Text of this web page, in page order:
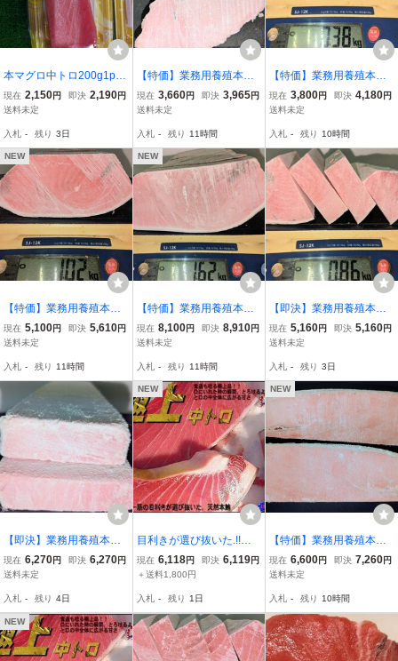
本マグロ中トロ200g1p21
90円即決
現在 2,150円 即決 2,190円
送料未定
入札 - 残り 3日
【特価】業務用養殖本鮪
（マルタ産）背上/中トロ
ブロック端材 610g★２ブ
現在 3,660円 即決 3,965円
送料未定
入札 - 残り 11時間
【特価】業務用養殖本鮪
（クロアチア産）腹上/中
トロサク 380g★１サク入
現在 3,800円 即決 4,180円
送料未定
入札 - 残り 10時間
NEW
【特価】業務用養殖本鮪
（マルタ産）腹下/中トロ
ブロック端材 1020g★１
ット済み ）
現在 5,100円 即決 5,610円
送料未定
入札 - 残り 11時間
NEW
【特価】業務用養殖本鮪
（マルタ産）腹下/中トロ
ブロック端材 1620g★１
ット済み ）②
現在 8,100円 即決 8,910円
送料未定
入札 - 残り 11時間
【即決】業務用養殖本鮪
（マルタ産）背下/中トロ
ブロック 860g★１ブロッ
み）
現在 5,160円 即決 5,160円
送料未定
入札 - 残り 3日
【即決】業務用養殖本鮪
（クロアチア産）腹中/中
トロサク 570g★２サク入
現在 6,270円 即決 6,270円
送料未定
入札 - 残り 4日
NEW
目利きが選び抜いた.!!
「中トロ600g位」食通が
唸る逸品
現在 6,118円 即決 6,119円
＋送料1,800円
入札 - 残り 1日
NEW
【特価】業務用養殖本鮪
（クロアチア産）腹上/中
トロサク 660g★２サク入
現在 6,600円 即決 7,260円
送料未定
入札 - 残り 10時間
NEW